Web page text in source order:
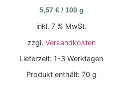
5,57 €/ 100 g
inkl. 7 % MwSt.
zzgl. Versandkosten
Lieferzeit: 1-3 Werktagen
Produkt enthält: 70 g